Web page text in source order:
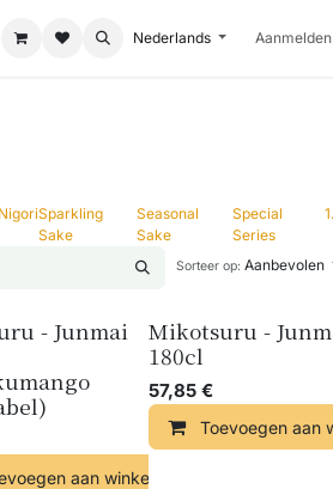
Nederlands Aanmelden
NigoriSparkling
Sake
Seasonal
Sake
Special
Series
Sorteer op: Aanbevolen
Vergelijken Toevoegen
- Junmai
aan winkelmandje
Mikotsuru -
180cl
57,85€
Toevoegen aan